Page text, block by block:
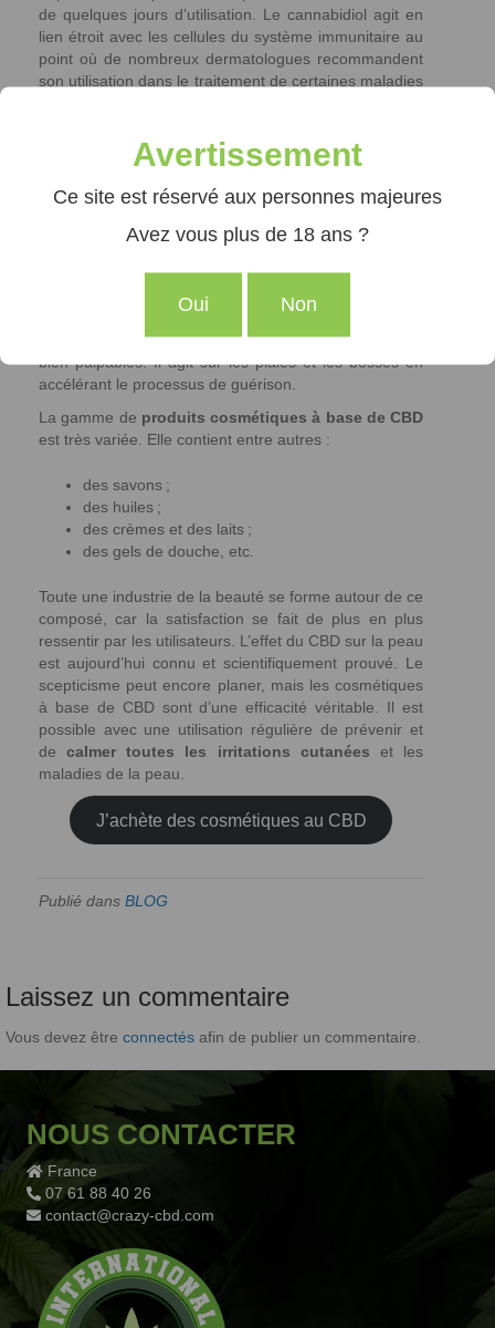
de quelques jours d’utilisation. Le cannabidiol agit en
lien étroit avec les cellules du système immunitaire au
point où de nombreux dermatologues recommandent
son utilisation dans le traitement de certaines maladies
Peut-on véritablement
se fier au CBD ?
De nombreuses plantes aux propriétés fabuleuses ont
malheureusement aujourd’hui encore une connotation
péjorative. Le chanvre ou le cannabis permettent
notre état de santé meilleur . Les tests sont là et sont
bien palpables. Il agit sur les plaies et les bosses en
accélérant le processus de guérison.
La gamme de produits cosmétiques à base de CBD
est très variée. Elle contient entre autres :
des savons ;
des huiles ;
des crèmes et des laits ;
des gels de douche, etc.
Toute une industrie de la beauté se forme autour de ce
composé, car la satisfaction se fait de plus en plus
ressentir par les utilisateurs. L’effet du CBD sur la peau
est aujourd’hui connu et scientifiquement prouvé. Le
scepticisme peut encore planer, mais les cosmétiques
à base de CBD sont d’une efficacité véritable. Il est
possible avec une utilisation régulière de prévenir et
decalmer toutes les irritations cutanées et les
maladies de la peau.
J’achète des cosmétiques au CBD
Publié dans BLOG
Laissez un commentaire
Vous devez être connectés afin de publier un commentaire.
NOUS CONTACTER
France
07 61 88 40 26
contact@crazy-cbd.com
Avertissement
Ce site est réservé aux personnes majeures
Avez vous plus de 18 ans ?
Oui Non